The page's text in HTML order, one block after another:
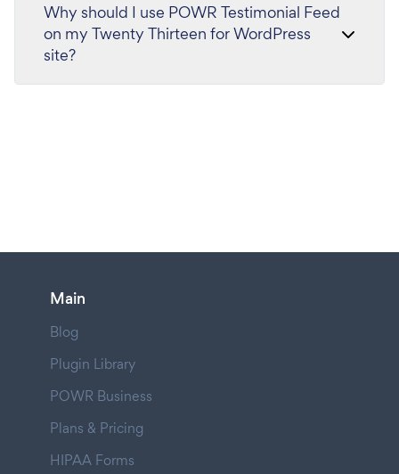
Why should I use POWR Testimonial Feed
on my Twenty Thirteen for WordPress
site?
Main
Blog
Plugin Library
POWR Business
Plans & Pricing
HIPAA Forms